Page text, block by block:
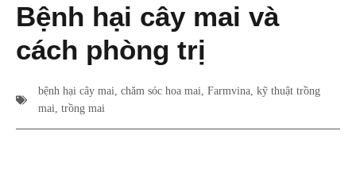
Bệnh hại cây mai và
cách phòng trị
bệnh hại cây mai, chăm sóc hoa mai, Farmvina, kỹ thuật trồng
mai, trồng mai